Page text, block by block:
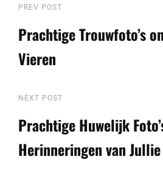
Berichtnavigatie
Previous
Post
PREV POST
Prachtige Trouwfoto’s
Vieren
Next
Post
NEXT POST
Prachtige Huwelijk
Herinneringen van